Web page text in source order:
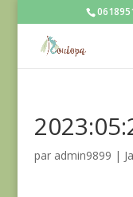
par admin9899 |